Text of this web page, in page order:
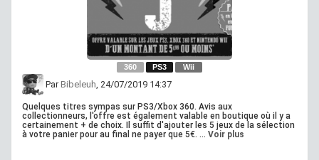
360 PS3 Wii
ParBibeleuh , 24/07/2019 14:37
Quelques titres sympas sur PS3/Xbox 360. Avis aux
collectionneurs, l'offre est également valable en boutique où il y a
certainement + de choix. Il suffit d'ajouter les 5 jeux de la sélection
à votre panier pour au final ne payer que 5€. ... Voir plus